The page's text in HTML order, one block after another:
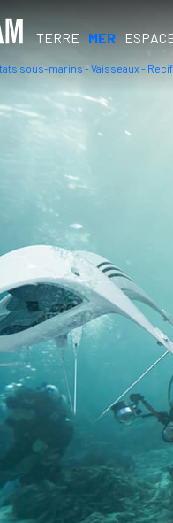
TERRE MER
sous-marins - Vaisseaux -